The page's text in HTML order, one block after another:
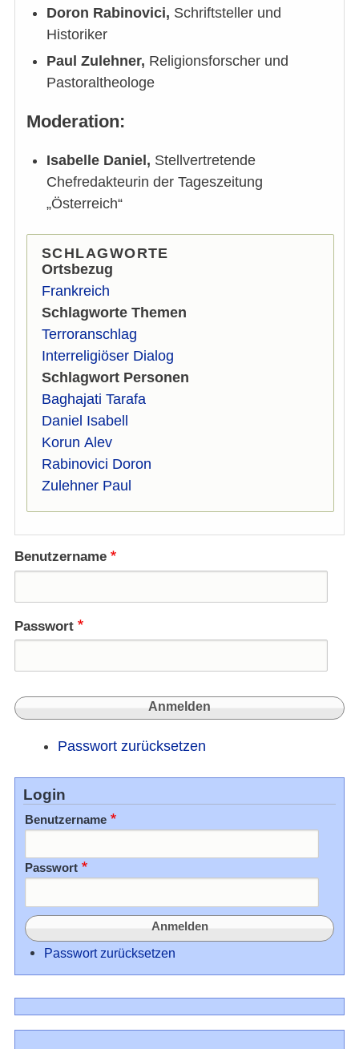
Doron Rabinovici, Schriftsteller und
Historiker
Paul Zulehner, Religionsforscher und
Pastoraltheologe
Moderation:
Isabelle Daniel, Stellvertretende
Chefredakteurin der Tageszeitung
„Österreich“
SCHLAGWORTE
Ortsbezug
Frankreich
Schlagworte Themen
Terroranschlag
Interreligiöser Dialog
Schlagwort Personen
Baghajati Tarafa
Daniel Isabell
Korun Alev
Rabinovici Doron
Zulehner Paul
Benutzername
Passwort
Passwort zurücksetzen
Login
Benutzername
Passwort
Passwort zurücksetzen